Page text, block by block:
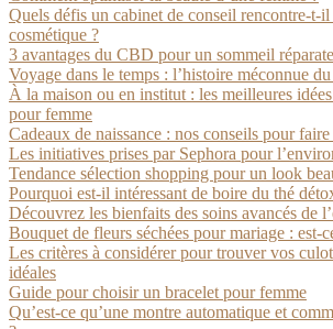
Quels défis un cabinet de conseil rencontre-t-il
cosmétique ?
3 avantages du CBD pour un sommeil
Voyage dans le temps : l’histoire méconnue
À la maison ou en institut : les meilleures
pour femme
Cadeaux de naissance : nos conseils pour
Les initiatives prises par Sephora pour
Tendance sélection shopping pour un look
Pourquoi est-il intéressant de boire du thé
Découvrez les bienfaits des soins avancés de
Bouquet de fleurs séchées pour mariage : est-
Les critères à considérer pour trouver vos
idéales
Guide pour choisir un bracelet pour femme
Qu’est-ce qu’une montre automatique et